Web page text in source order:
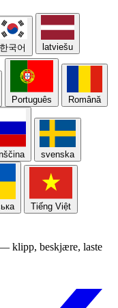
한국어 latviešu
Português Română
svenska
Tiếng Việt
klipp, beskjære, laste